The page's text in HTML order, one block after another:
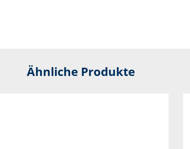
Ähnliche Produkte